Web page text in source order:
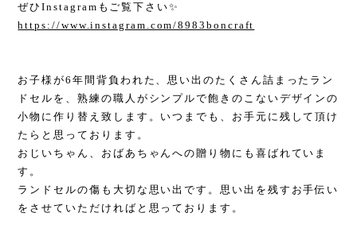
ぜひInstagramもご覧下さい✨
https://www.instagram.com/8983boncraft
お子様が6年間背負われた、思い出のたくさん詰まったラン
ドセルを、熟練の職人がシンプルで飽きのこないデザインの
小物に作り替え致します。いつまでも、お手元に残して頂け
たらと思っております。
おじいちゃん、おばあちゃんへの贈り物にも喜ばれていま
す。
ランドセルの傷も大切な思い出です。思い出を残すお手伝い
をさせていただければと思っております。